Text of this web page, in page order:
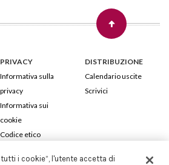
PRIVACY
Informativa sulla
privacy
Informativa sui
cookie
Codice etico
DISTRIBUZIONE
Calendario uscite
Scrivici
i cookie”, l'utente accetta di